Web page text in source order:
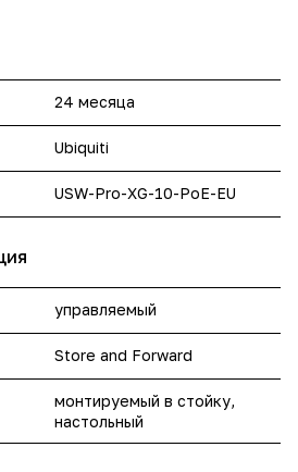
24 месяца
Ubiquiti
USW-Pro-XG-10-PoE-EU
управляемый
Store and Forward
монтируемый в стойку,
настольный